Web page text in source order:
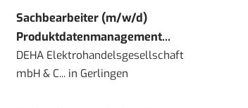
Sachbearbeiter (m/w/d)
Produktdatenmanagement...
DEHA Elektrohandelsgesellschaft
mbH & C... in Gerlingen